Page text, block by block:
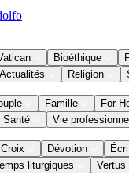
Bioéthique
Religion
Famille
For
Santé Vie
Croix Dévotion
liturgiques Vertus